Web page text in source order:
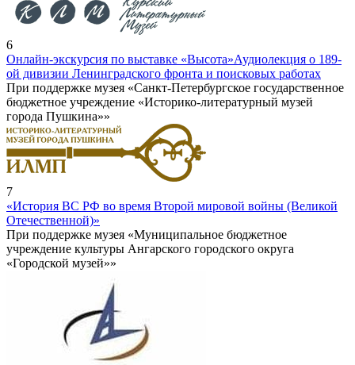
6
Онлайн-экскурсия по выставке «Высота»Аудиолекция о 189-
ой дивизии Ленинградского фронта и поисковых работах
При поддержке музея «Санкт-Петербургское государственное
бюджетное учреждение «Историко-литературный музей
города Пушкина»»
7
«История ВС РФ во время Второй мировой войны (Великой
Отечественной)»
При поддержке музея «Муниципальное бюджетное
учреждение культуры Ангарского городского округа
«Городской музей»»